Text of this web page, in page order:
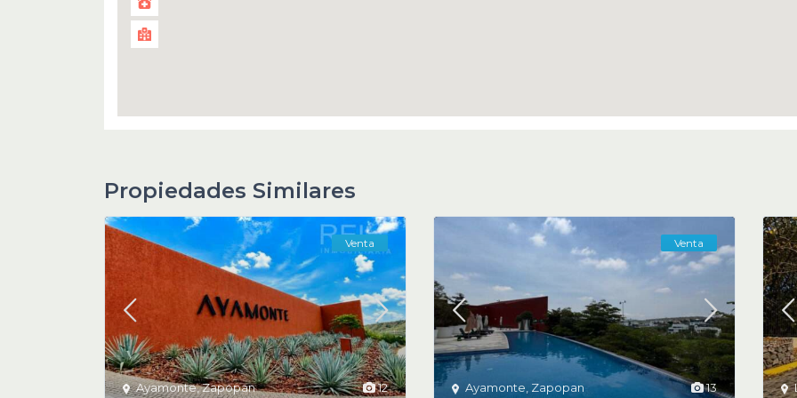
Propiedades Similares
12
Ayamonte,Zapopan
Venta
13
Ayamonte, Zapopan
Venta